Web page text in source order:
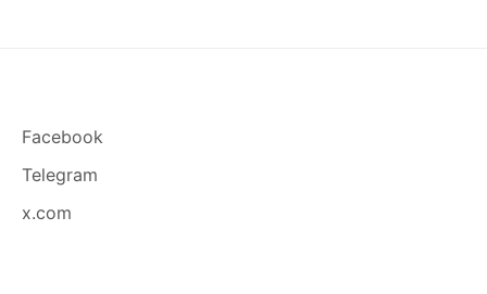
Facebook
Telegram
x.com